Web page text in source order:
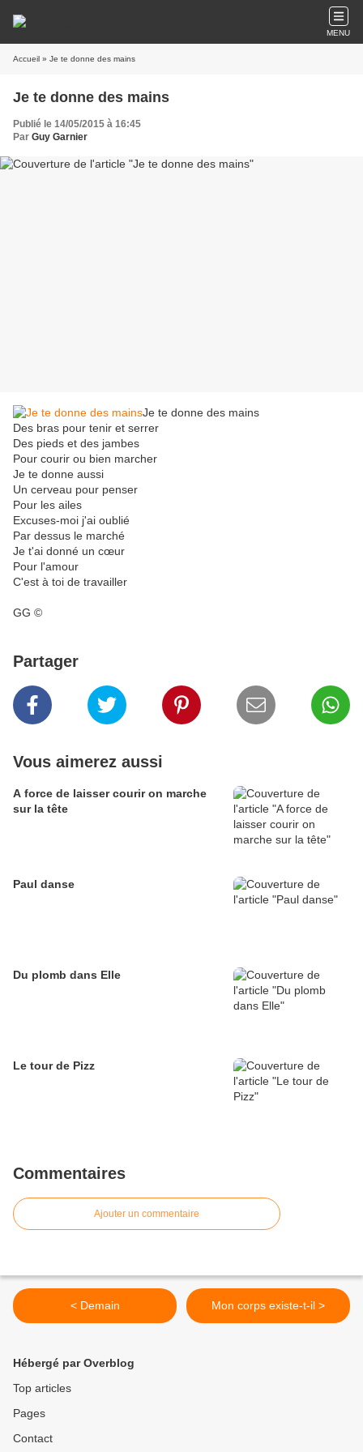
MENU
Accueil » Je te donne des mains
Je te donne des mains
Publié le 14/05/2015 à 16:45
Par Guy Garnier
Je te donne des mains
Des bras pour tenir et serrer
Des pieds et des jambes
Pour courir ou bien marcher
Je te donne aussi
Un cerveau pour penser
Pour les ailes
Excuses-moi j'ai oublié
Par dessus le marché
Je t'ai donné un cœur
Pour l'amour
C'est à toi de travailler
GG ©
Partager
Vous aimerez aussi
A force de laisser courir on marche
sur la tête
Paul danse
Du plomb dans Elle
Le tour de Pizz
Commentaires
Ajouter un commentaire
< Demain Mon corps existe-t-il >
Hébergé par Overblog
Top articles
Pages
Contact